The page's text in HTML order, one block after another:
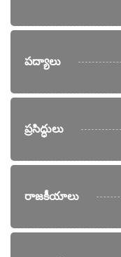
పద్యాలు
ప్రసిద్ధులు
రాజకీయాలు